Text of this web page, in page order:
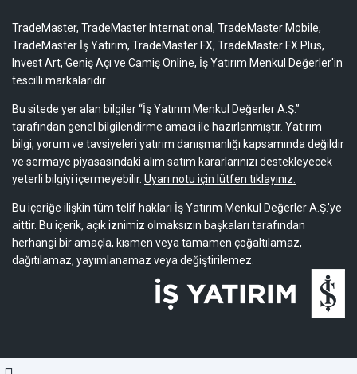
TradeMaster, TradeMaster International, TradeMaster Mobile,
TradeMaster İş Yatırım, TradeMaster FX, TradeMaster FX Plus,
Invest Art, Geniş Açı ve Camiş Online, İş Yatırım Menkul Değerler'in
tescilli markalarıdır.
Bu sitede yer alan bilgiler “İş Yatırım Menkul Değerler A.Ş.”
tarafından genel bilgilendirme amacı ile hazırlanmıştır. Yatırım
bilgi, yorum ve tavsiyeleri yatırım danışmanlığı kapsamında değildir
ve sermaye piyasasındaki alım satım kararlarınızı destekleyecek
yeterli bilgiyi içermeyebilir. Uyarı notu için lütfen tıklayınız.
Bu içeriğe ilişkin tüm telif hakları İş Yatırım Menkul Değerler A.Ş.’ye
aittir. Bu içerik, açık iznimiz olmaksızın başkaları tarafından
herhangi bir amaçla, kısmen veya tamamen çoğaltılamaz,
dağıtılamaz, yayımlanamaz veya değiştirilemez.